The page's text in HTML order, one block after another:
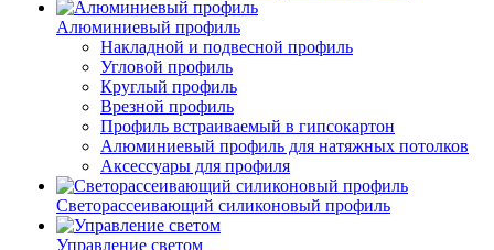
Алюминиевый профиль
Накладной и подвесной профиль
Угловой профиль
Круглый профиль
Врезной профиль
Профиль встраиваемый в гипсокартон
Алюминиевый профиль для натяжных потолков
Аксессуары для профиля
Светорассеивающий силиконовый профиль
Управление светом